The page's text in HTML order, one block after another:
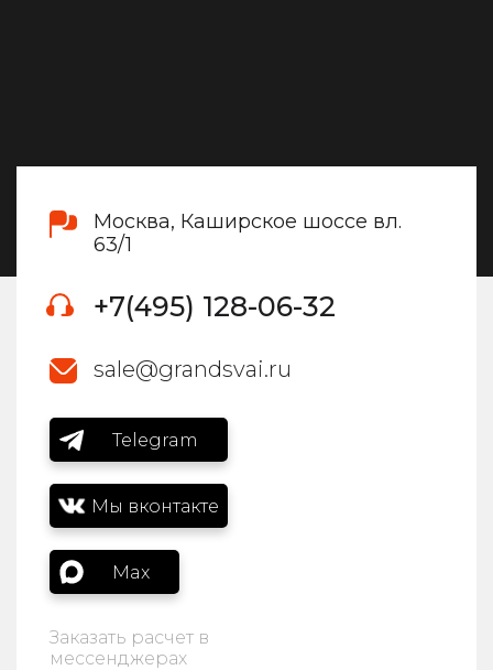
Москва, Каширское шоссе вл.
63/1
+7(495) 128-06-32
sale@grandsvai.ru
Telegram
Мы вконтакте
Max
Заказать расчет в
мессенджерах